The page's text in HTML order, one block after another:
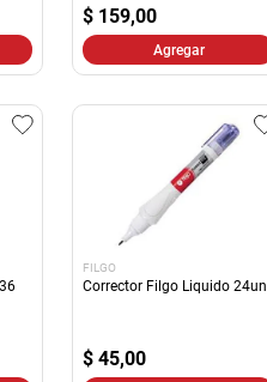
$ 159,00
Agregar
FILGO
Corrector Filgo Liquido 24un
$ 45,00